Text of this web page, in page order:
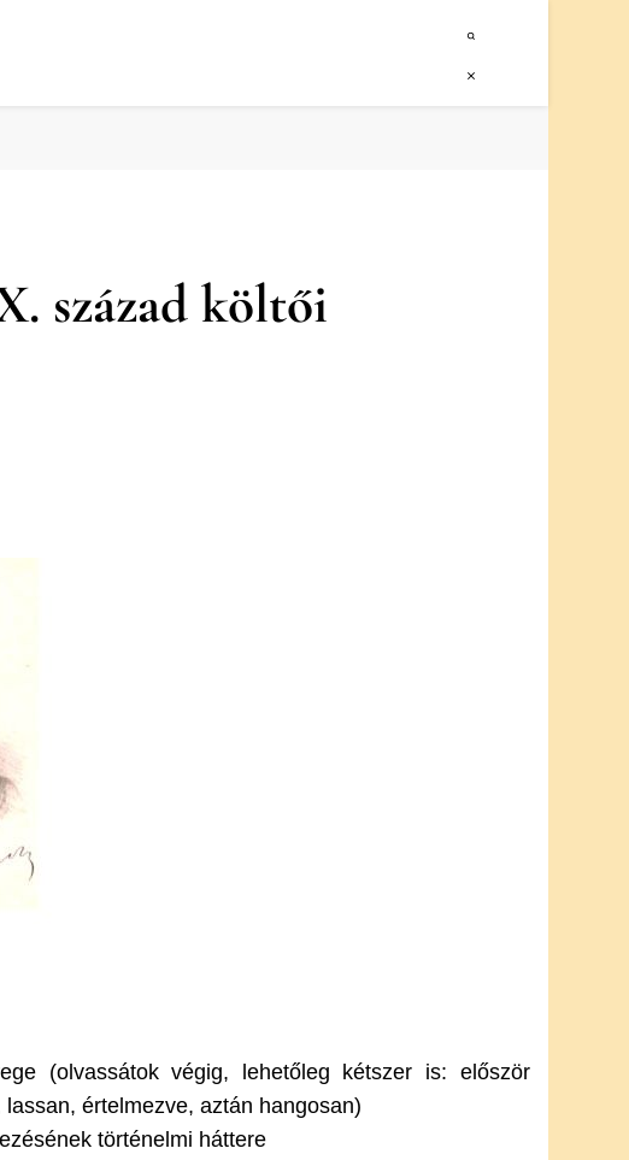
század költői
(olvassátok végig, lehetőleg kétszer is: először
lassan, értelmezve, aztán hangosan)
történelmi háttere